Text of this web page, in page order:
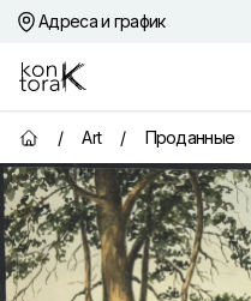
Адреса и график
Контора К
Главная страница
/ Art / Проданные